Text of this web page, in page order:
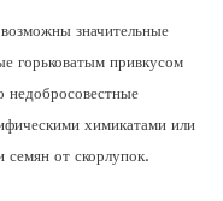
значительные
горьковатым привкусом
недобросовестные
химикатами или
от скорлупок.